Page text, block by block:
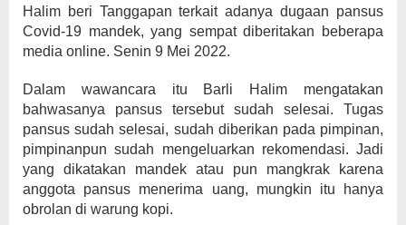
Halim beri Tanggapan terkait adanya dugaan pansus
Covid-19 mandek, yang sempat diberitakan beberapa
media online. Senin 9 Mei 2022.
Dalam wawancara itu Barli Halim mengatakan
bahwasanya pansus tersebut sudah selesai. Tugas
pansus sudah selesai, sudah diberikan pada pimpinan,
pimpinanpun sudah mengeluarkan rekomendasi. Jadi
yang dikatakan mandek atau pun mangkrak karena
anggota pansus menerima uang, mungkin itu hanya
obrolan di warung kopi.